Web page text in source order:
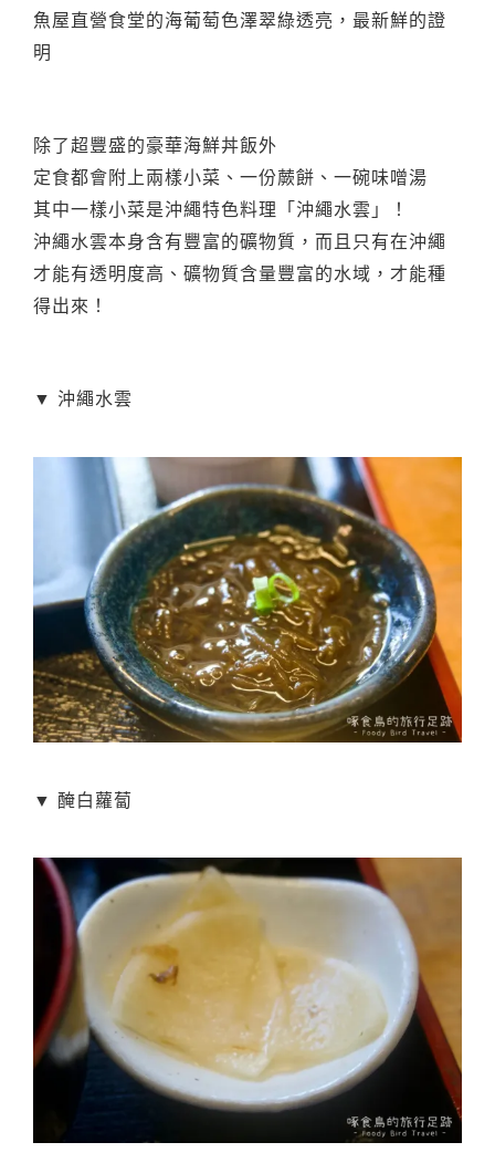
魚屋直營食堂的海葡萄色澤翠綠透亮，最新鮮的證
明
除了超豐盛的豪華海鮮丼飯外
定食都會附上兩樣小菜、一份蕨餅、一碗味噌湯
其中一樣小菜是沖繩特色料理「沖繩水雲」！
沖繩水雲本身含有豐富的礦物質，而且只有在沖繩
才能有透明度高、礦物質含量豐富的水域，才能種
得出來！
▼ 沖繩水雲
▼ 醃白蘿蔔